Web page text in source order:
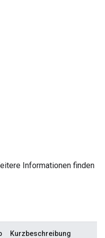
Informationen finden
Kurzbeschreibung